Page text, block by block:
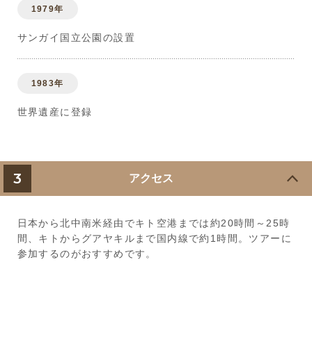
1979年
サンガイ国立公園の設置
1983年
世界遺産に登録
3 アクセス
日本から北中南米経由でキト空港までは約20時間～25時
間、キトからグアヤキルまで国内線で約1時間。ツアーに
参加するのがおすすめです。